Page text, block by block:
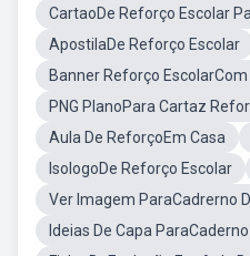
CartaoDe Reforço Escolar
ApostilaDe Reforço Escolar
Banner Reforço
PNG PlanoPara Cartaz
Aula De ReforçoEm Casa
IsologoDe Reforço Escolar
Ver Imagem ParaCadrerno
Ideias De Capa